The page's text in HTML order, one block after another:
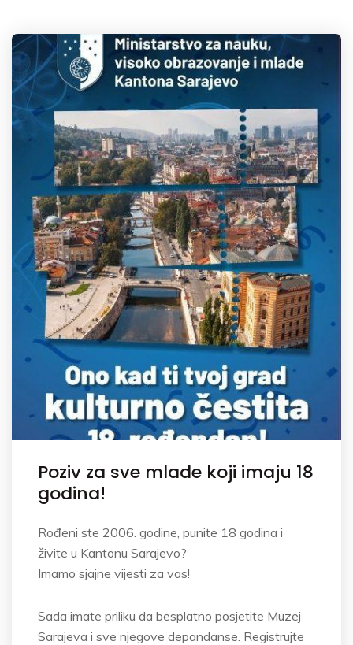
Poziv za sve mlade koji imaju 18
godina!
Rođeni ste 2006. godine, punite 18 godina i
živite u Kantonu Sarajevo?
Imamo sjajne vijesti za vas!
Sada imate priliku da besplatno posjetite Muzej
Sarajeva i sve njegove depandanse. Registrujte